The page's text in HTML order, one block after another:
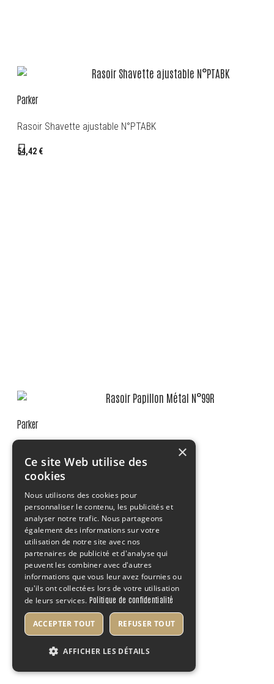
Parker
Rasoir Shavette ajustable N°PTABK
54,42 €
Parker
47,99 €
×
Ce site Web utilise des
cookies
Nous utilisons des cookies pour
personnaliser le contenu, les publicités et
analyser notre trafic. Nous partageons
également des informations sur votre
utilisation de notre site avec nos
partenaires de publicité et d'analyse qui
peuvent les combiner avec d'autres
informations que vous leur avez fournies ou
qu'ils ont collectées lors de votre utilisation
de leurs services. Politique de confidentialité
ACCEPTER TOUT REFUSER TOUT
AFFICHER LES DÉTAILS